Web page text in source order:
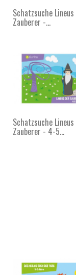
Schatzsuche
Zauberer -...
Schatzsuche
Zauberer - 4-5...